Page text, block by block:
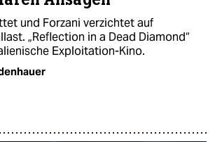
und Forzani verzichtet auf
„Reflection in a Dead Diamond“
Exploitation-Kino.